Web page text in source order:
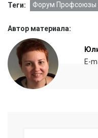
Теги: Форум Профсоюзы
Автор материала:
E-